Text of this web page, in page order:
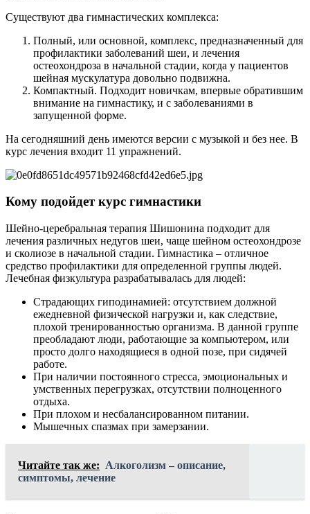
Существуют два гимнастических комплекса:
Полный, или основной, комплекс, предназначенный для
профилактики заболеваний шеи, и лечения
остеохондроза в начальной стадии, когда у пациентов
шейная мускулатура довольно подвижна.
Компактный. Подходит новичкам, впервые обратившим
внимание на гимнастику, и с заболеваниями в
запущенной форме.
На сегодняшний день имеются версии с музыкой и без нее. В
курс лечения входит 11 упражнений.
Кому подойдет курс гимнастики
Шейно-церебральная терапия Шишонина подходит для
лечения различных недугов шеи, чаще шейном остеохондрозе
и сколиозе в начальной стадии. Гимнастика – отличное
средство профилактики для определенной группы людей.
Лечебная физкультура разрабатывалась для людей:
Страдающих гиподинамией: отсутствием должной
ежедневной физической нагрузки и, как следствие,
плохой тренированностью организма. В данной группе
преобладают люди, работающие за компьютером, или
просто долго находящиеся в одной позе, при сидячей
работе.
При наличии постоянного стресса, эмоциональных и
умственных перегрузках, отсутствии полноценного
отдыха.
При плохом и несбалансированном питании.
Мышечных спазмах при замерзании.
Читайте так же: Алкоголизм – описание,
симптомы, лечение